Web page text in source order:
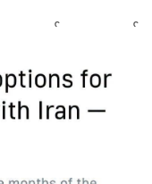
တော့ စစ်ရေးအရ ထပ်
ချမှတ်ပြီး အီရန်ကို
မှာ အနိုင်ရပြီလို့ ကြေည
ပဲ ဖြစ်ပါတယ်။
ဂျေဒီဗန့်စ်၊
းစီးချုပ် ဗိုလ်ချုပ်
နာနဲ့ အထူး